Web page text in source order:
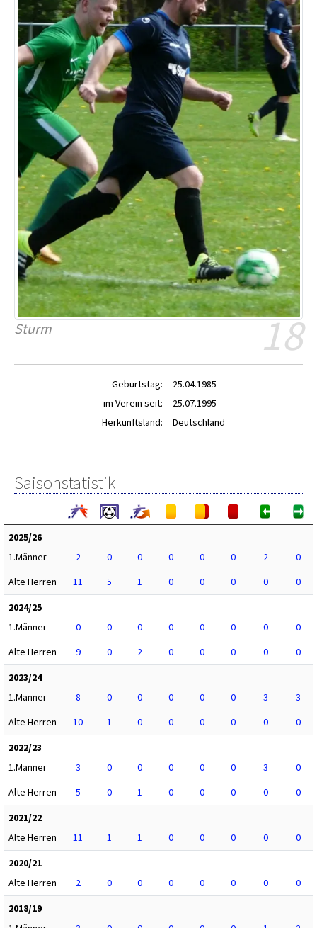
18
Sturm
Geburtstag:
25.04.1985
im Verein seit:
25.07.1995
Herkunftsland:
Deutschland
Saisonstatistik
2025/26
1.Männer
2 0 0 0 0 0 2
0
Alte Herren
11 5 1 0 0 0 0
0
2024/25
1.Männer
0 0 0 0 0 0 0
0
Alte Herren
9 0 2 0 0 0 0
0
2023/24
1.Männer
8 0 0 0 0 0 3
3
Alte Herren
10 1 0 0 0 0 0
0
2022/23
1.Männer
3 0 0 0 0 0 3
0
Alte Herren
5 0 1 0 0 0 0
0
2021/22
Alte Herren
11 1 1 0 0 0 0
0
2020/21
Alte Herren
2 0 0 0 0 0 0
0
2018/19